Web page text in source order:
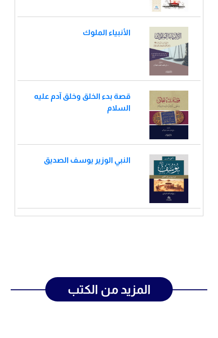
الأنبياء الملوك
قصة بدء الخلق وخلق آدم عليه
السلام
النبي الوزير يوسف الصديق
المزيد من الكتب